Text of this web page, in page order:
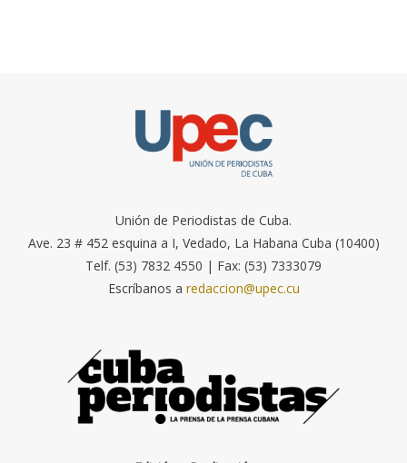
Unión de Periodistas de Cuba.
Ave. 23 # 452 esquina a I, Vedado, La Habana Cuba (10400)
Telf. (53) 7832 4550 | Fax: (53) 7333079
Escríbanos a redaccion@upec.cu